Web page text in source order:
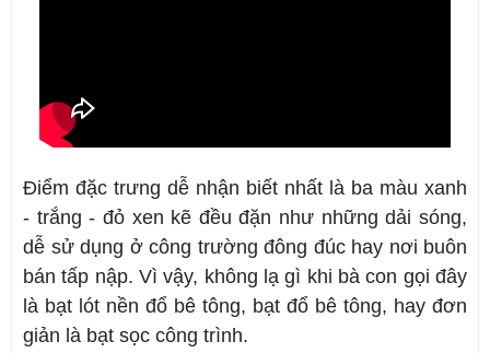
Điểm đặc trưng dễ nhận biết nhất là ba màu xanh
- trắng - đỏ xen kẽ đều đặn như những dải sóng,
dễ sử dụng ở công trường đông đúc hay nơi buôn
bán tấp nập. Vì vậy, không lạ gì khi bà con gọi đây
là bạt lót nền đổ bê tông, bạt đổ bê tông, hay đơn
giản là bạt sọc công trình.